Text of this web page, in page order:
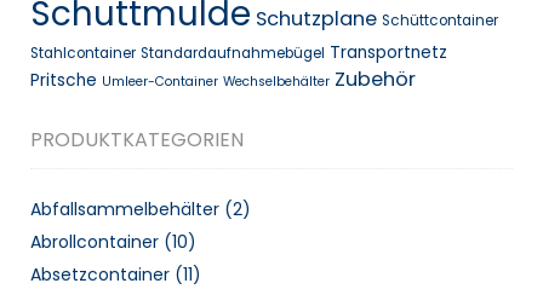
Schuttmulde Schutzplane Schüttcontainer
Stahlcontainer Standardaufnahmebügel Transportnetz
Pritsche Umleer-Container Wechselbehälter Zubehör
PRODUKTKATEGORIEN
Abfallsammelbehälter (2)
Abrollcontainer (10)
Absetzcontainer (11)